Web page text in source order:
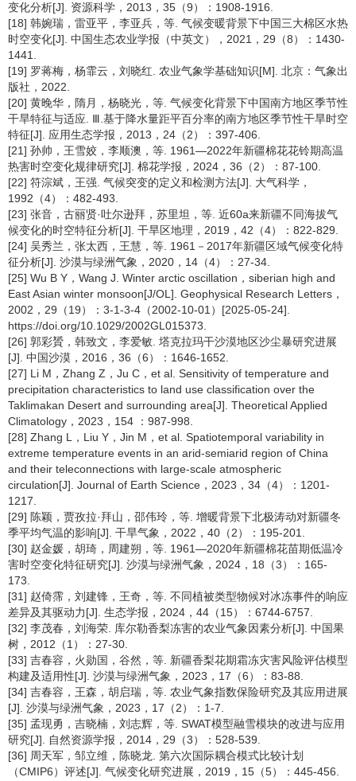
变化分析[J]. 资源科学，2013，35（9）：1908-1916.
[18] 韩婉瑞，雷亚平，李亚兵，等. 气候变暖背景下中国三大棉区水热
时空变化[J]. 中国生态农业学报（中英文），2021，29（8）：1430-
1441.
[19] 罗蒋梅，杨霏云，刘晓红. 农业气象学基础知识[M]. 北京：气象出
版社，2022.
[20] 黄晚华，隋月，杨晓光，等. 气候变化背景下中国南方地区季节性
干旱特征与适应. Ⅲ.基于降水量距平百分率的南方地区季节性干旱时空
特征[J]. 应用生态学报，2013，24（2）：397-406.
[21] 孙帅，王雪姣，李顺澳，等. 1961―2022年新疆棉花花铃期高温
热害时空变化规律研究[J]. 棉花学报，2024，36（2）：87-100.
[22] 符淙斌，王强. 气候突变的定义和检测方法[J]. 大气科学，
1992（4）：482-493.
[23] 张音，古丽贤·吐尔逊拜，苏里坦，等. 近60a来新疆不同海拔气
候变化的时空特征分析[J]. 干旱区地理，2019，42（4）：822-829.
[24] 吴秀兰，张太西，王慧，等. 1961－2017年新疆区域气候变化特
征分析[J]. 沙漠与绿洲气象，2020，14（4）：27-34.
[25] Wu B Y，Wang J. Winter arctic oscillation，siberian high and
East Asian winter monsoon[J/OL]. Geophysical Research Letters，
2002，29（19）：3-1-3-4（2002-10-01）[2025-05-24].
https://doi.org/10.1029/2002GL015373.
[26] 郭彩贇，韩致文，李爱敏. 塔克拉玛干沙漠地区沙尘暴研究进展
[J]. 中国沙漠，2016，36（6）：1646-1652.
[27] Li M，Zhang Z，Ju C，et al. Sensitivity of temperature and
precipitation characteristics to land use classification over the
Taklimakan Desert and surrounding area[J]. Theoretical Applied
Climatology，2023，154 ：987-998.
[28] Zhang L，Liu Y，Jin M，et al. Spatiotemporal variability in
extreme temperature events in an arid-semiarid region of China
and their teleconnections with large-scale atmospheric
circulation[J]. Journal of Earth Science，2023，34（4）：1201-
1217.
[29] 陈颖，贾孜拉·拜山，邵伟玲，等. 增暖背景下北极涛动对新疆冬
季平均气温的影响[J]. 干旱气象，2022，40（2）：195-201.
[30] 赵金媛，胡琦，周建朔，等. 1961―2020年新疆棉花苗期低温冷
害时空变化特征研究[J]. 沙漠与绿洲气象，2024，18（3）：165-
173.
[31] 赵倚霈，刘建锋，王奇，等. 不同植被类型物候对冰冻事件的响应
差异及其驱动力[J]. 生态学报，2024，44（15）：6744-6757.
[32] 李茂春，刘海荣. 库尔勒香梨冻害的农业气象因素分析[J]. 中国果
树，2012（1）：27-30.
[33] 吉春容，火勋国，谷然，等. 新疆香梨花期霜冻灾害风险评估模型
构建及适用性[J]. 沙漠与绿洲气象，2023，17（6）：83-88.
[34] 吉春容，王森，胡启瑞，等. 农业气象指数保险研究及其应用进展
[J]. 沙漠与绿洲气象，2023，17（2）：1-7.
[35] 孟现勇，吉晓楠，刘志辉，等. SWAT模型融雪模块的改进与应用
研究[J]. 自然资源学报，2014，29（3）：528-539.
[36] 周天军，邹立维，陈晓龙. 第六次国际耦合模式比较计划
（CMIP6）评述[J]. 气候变化研究进展，2019，15（5）：445-456.